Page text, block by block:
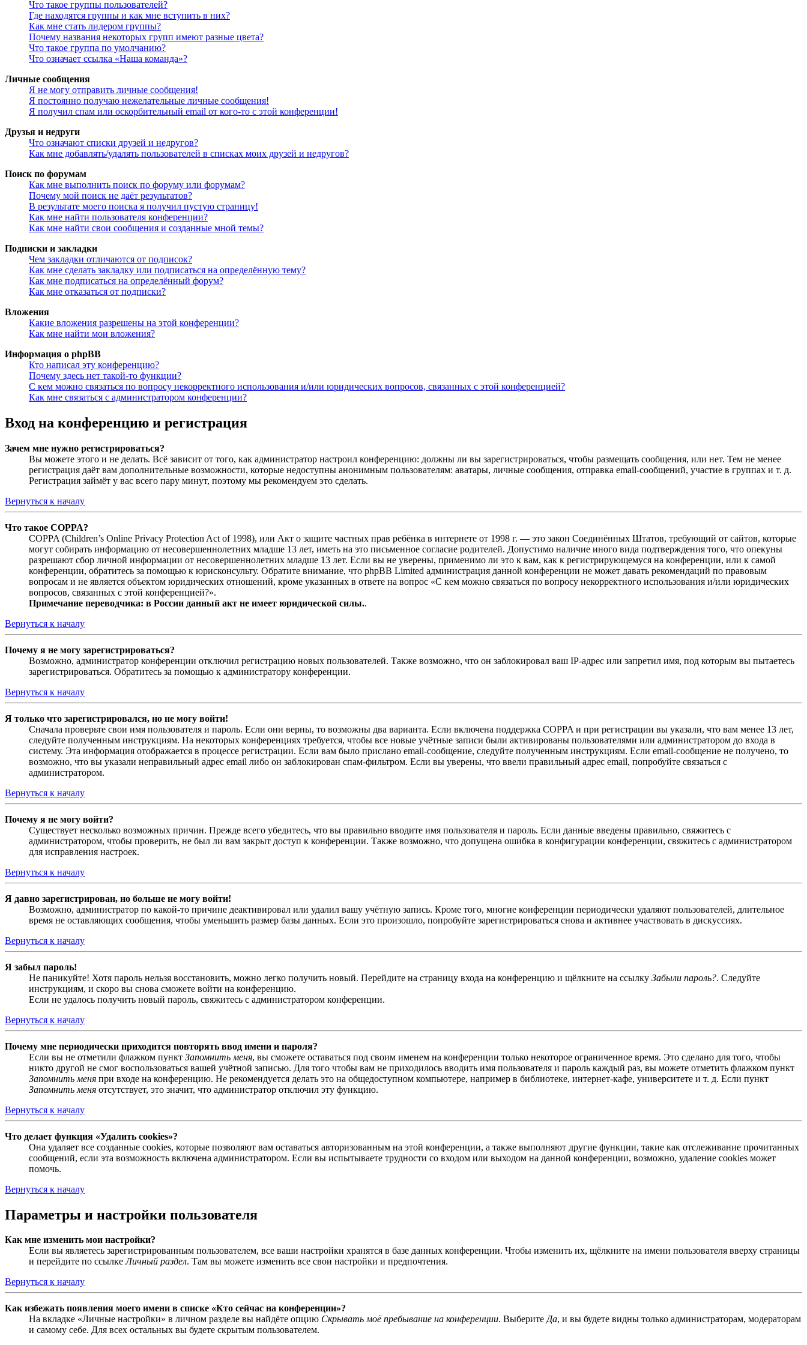
Что такое группы пользователей?
Где находятся группы и как мне вступить в них?
Как мне стать лидером группы?
Почему названия некоторых групп имеют разные цвета?
Что такое группа по умолчанию?
Что означает ссылка «Наша команда»?
Личные сообщения
Я не могу отправить личные сообщения!
Я постоянно получаю нежелательные личные сообщения!
Я получил спам или оскорбительный email от кого-то с этой конференции!
Друзья и недруги
Что означают списки друзей и недругов?
Как мне добавлять/удалять пользователей в списках моих друзей и недругов?
Поиск по форумам
Как мне выполнить поиск по форуму или форумам?
Почему мой поиск не даёт результатов?
В результате моего поиска я получил пустую страницу!
Как мне найти пользователя конференции?
Как мне найти свои сообщения и созданные мной темы?
Подписки и закладки
Чем закладки отличаются от подписок?
Как мне сделать закладку или подписаться на определённую тему?
Как мне подписаться на определённый форум?
Как мне отказаться от подписки?
Вложения
Какие вложения разрешены на этой конференции?
Как мне найти мои вложения?
Информация о phpBB
Кто написал эту конференцию?
Почему здесь нет такой-то функции?
С кем можно связаться по вопросу некорректного использования и/или юридических вопросов, связанных с этой конференцией?
Как мне связаться с администратором конференции?
Вход на конференцию и регистрация
Зачем мне нужно регистрироваться?
Вы можете этого и не делать. Всё зависит от того, как администратор настроил конференцию: должны ли вы зарегистрироваться, чтобы размещать сообщения, или нет. Тем не менее
регистрация даёт вам дополнительные возможности, которые недоступны анонимным пользователям: аватары, личные сообщения, отправка email-сообщений, участие в группах и т. д.
Регистрация займёт у вас всего пару минут, поэтому мы рекомендуем это сделать.
Вернуться к началу
Что такое COPPA?
COPPA (Children’s Online Privacy Protection Act of 1998), или Акт о защите частных прав ребёнка в интернете от 1998 г. — это закон Соединённых Штатов, требующий от сайтов, которые
могут собирать информацию от несовершеннолетних младше 13 лет, иметь на это письменное согласие родителей. Допустимо наличие иного вида подтверждения того, что опекуны
разрешают сбор личной информации от несовершеннолетних младше 13 лет. Если вы не уверены, применимо ли это к вам, как к регистрирующемуся на конференции, или к самой
конференции, обратитесь за помощью к юрисконсульту. Обратите внимание, что phpBB Limited администрация данной конференции не может давать рекомендаций по правовым
вопросам и не является объектом юридических отношений, кроме указанных в ответе на вопрос «С кем можно связаться по вопросу некорректного использования и/или юридических
вопросов, связанных с этой конференцией?».
Примечание переводчика: в России данный акт не имеет юридической силы..
Вернуться к началу
Почему я не могу зарегистрироваться?
Возможно, администратор конференции отключил регистрацию новых пользователей. Также возможно, что он заблокировал ваш IP-адрес или запретил имя, под которым вы пытаетесь
зарегистрироваться. Обратитесь за помощью к администратору конференции.
Вернуться к началу
Я только что зарегистрировался, но не могу войти!
Сначала проверьте свои имя пользователя и пароль. Если они верны, то возможны два варианта. Если включена поддержка COPPA и при регистрации вы указали, что вам менее 13 лет,
следуйте полученным инструкциям. На некоторых конференциях требуется, чтобы все новые учётные записи были активированы пользователями или администратором до входа в
систему. Эта информация отображается в процессе регистрации. Если вам было прислано email-сообщение, следуйте полученным инструкциям. Если email-сообщение не получено, то
возможно, что вы указали неправильный адрес email либо он заблокирован спам-фильтром. Если вы уверены, что ввели правильный адрес email, попробуйте связаться с
администратором.
Вернуться к началу
Почему я не могу войти?
Существует несколько возможных причин. Прежде всего убедитесь, что вы правильно вводите имя пользователя и пароль. Если данные введены правильно, свяжитесь с
администратором, чтобы проверить, не был ли вам закрыт доступ к конференции. Также возможно, что допущена ошибка в конфигурации конференции, свяжитесь с администратором
для исправления настроек.
Вернуться к началу
Я давно зарегистрирован, но больше не могу войти!
Возможно, администратор по какой-то причине деактивировал или удалил вашу учётную запись. Кроме того, многие конференции периодически удаляют пользователей, длительное
время не оставляющих сообщения, чтобы уменьшить размер базы данных. Если это произошло, попробуйте зарегистрироваться снова и активнее участвовать в дискуссиях.
Вернуться к началу
Я забыл пароль!
Не паникуйте! Хотя пароль нельзя восстановить, можно легко получить новый. Перейдите на страницу входа на конференцию и щёлкните на ссылку Забыли пароль?. Следуйте
инструкциям, и скоро вы снова сможете войти на конференцию.
Если не удалось получить новый пароль, свяжитесь с администратором конференции.
Вернуться к началу
Почему мне периодически приходится повторять ввод имени и пароля?
Если вы не отметили флажком пункт Запомнить меня, вы сможете оставаться под своим именем на конференции только некоторое ограниченное время. Это сделано для того, чтобы
никто другой не смог воспользоваться вашей учётной записью. Для того чтобы вам не приходилось вводить имя пользователя и пароль каждый раз, вы можете отметить флажком пункт
Запомнить меня при входе на конференцию. Не рекомендуется делать это на общедоступном компьютере, например в библиотеке, интернет-кафе, университете и т. д. Если пункт
Запомнить меня отсутствует, это значит, что администратор отключил эту функцию.
Вернуться к началу
Что делает функция «Удалить cookies»?
Она удаляет все созданные cookies, которые позволяют вам оставаться авторизованным на этой конференции, а также выполняют другие функции, такие как отслеживание прочитанных
сообщений, если эта возможность включена администратором. Если вы испытываете трудности со входом или выходом на данной конференции, возможно, удаление cookies может
помочь.
Вернуться к началу
Параметры и настройки пользователя
Как мне изменить мои настройки?
Если вы являетесь зарегистрированным пользователем, все ваши настройки хранятся в базе данных конференции. Чтобы изменить их, щёлкните на имени пользователя вверху страницы
и перейдите по ссылкеЛичный раздел. Там вы можете изменить все свои настройки и предпочтения.
Вернуться к началу
Как избежать появления моего имени в списке «Кто сейчас на конференции»?
На вкладке «Личные настройки» в личном разделе вы найдёте опцию Скрывать моё пребывание на конференции. ВыберитеДа, и вы будете видны только администраторам, модераторам
и самому себе. Для всех остальных вы будете скрытым пользователем.